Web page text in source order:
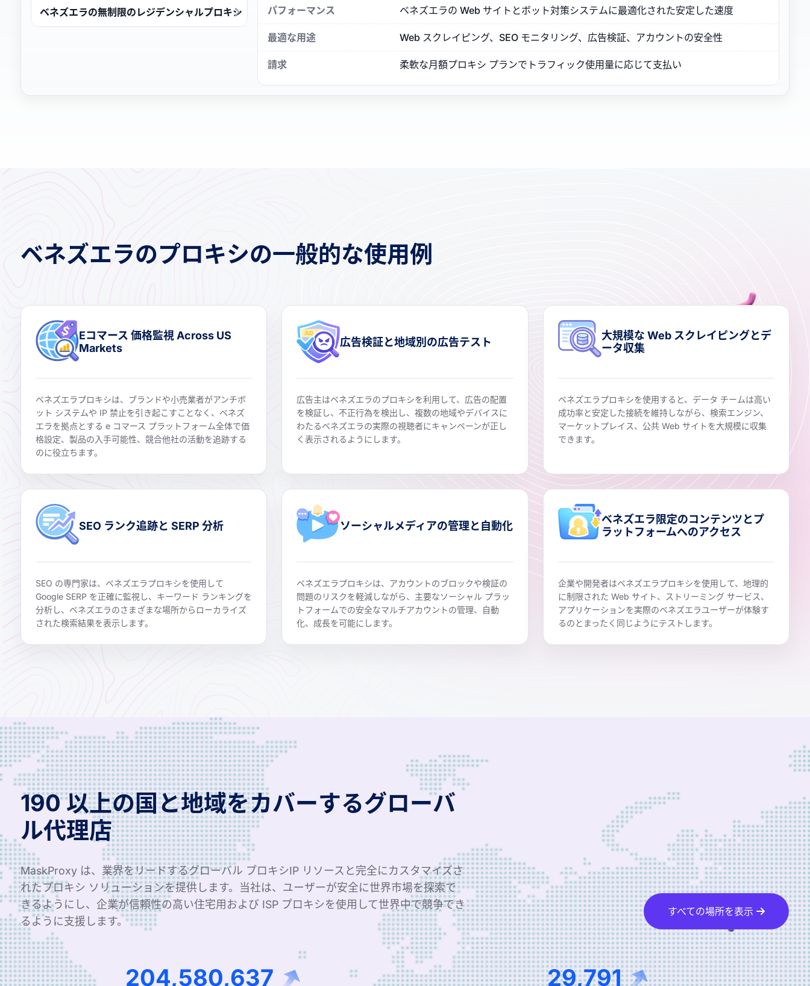
ベネズエラの無制限のレジデンシャルプロキシ パフォーマンス ベネズエラの Web サイトとボット対策システムに最適化された安定した速度
最適な用途 Web スクレイピング、SEO モニタリング、広告検証、アカウントの安全性
請求 柔軟な月額プロキシ プランでトラフィック使用量に応じて支払い
ベネズエラのプロキシの一般的な使用例
Eコマース 価格監視 Across US
Markets
ベネズエラプロキシは、ブランドや小売業者がアンチボ
ット システムや IP 禁止を引き起こすことなく、ベネズ
エラを拠点とする e コマース プラットフォーム全体で価
格設定、製品の入手可能性、競合他社の活動を追跡する
のに役立ちます。
広告検証と地域別の広告テスト
広告主はベネズエラのプロキシを利用して、広告の配置
を検証し、不正行為を検出し、複数の地域やデバイスに
わたるベネズエラの実際の視聴者にキャンペーンが正し
く表示されるようにします。
大規模な Web スクレイピングとデ
ータ収集
ベネズエラプロキシを使用すると、データ チームは高い
成功率と安定した接続を維持しながら、検索エンジン、
マーケットプレイス、公共 Web サイトを大規模に収集
できます。
SEO ランク追跡と SERP 分析
SEO の専門家は、ベネズエラプロキシを使用して
Google SERP を正確に監視し、キーワード ランキングを
分析し、ベネズエラのさまざまな場所からローカライズ
された検索結果を表示します。
ソーシャルメディアの管理と自動化
ベネズエラプロキシは、アカウントのブロックや検証の
問題のリスクを軽減しながら、主要なソーシャル プラッ
トフォームでの安全なマルチアカウントの管理、自動
化、成長を可能にします。
ベネズエラ限定のコンテンツとプ
ラットフォームへのアクセス
企業や開発者はベネズエラプロキシを使用して、地理的
に制限された Web サイト、ストリーミング サービス、
アプリケーションを実際のベネズエラユーザーが体験す
るのとまったく同じようにテストします。
190 以上の国と地域をカバーするグローバ
ル代理店
MaskProxy は、業界をリードするグローバル プロキシIP リソースと完全にカスタマイズさ
れたプロキシ ソリューションを提供します。当社は、ユーザーが安全に世界市場を探索で
きるようにし、企業が信頼性の高い住宅用および ISP プロキシを使用して世界中で競争でき
るように支援します。
すべての場所を表示
204,580,637 29,791